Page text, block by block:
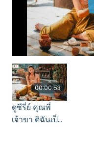
00:00:53
ดูซีรี่ย์ คุณพี่
เจ้าขา ดิฉันเป็น